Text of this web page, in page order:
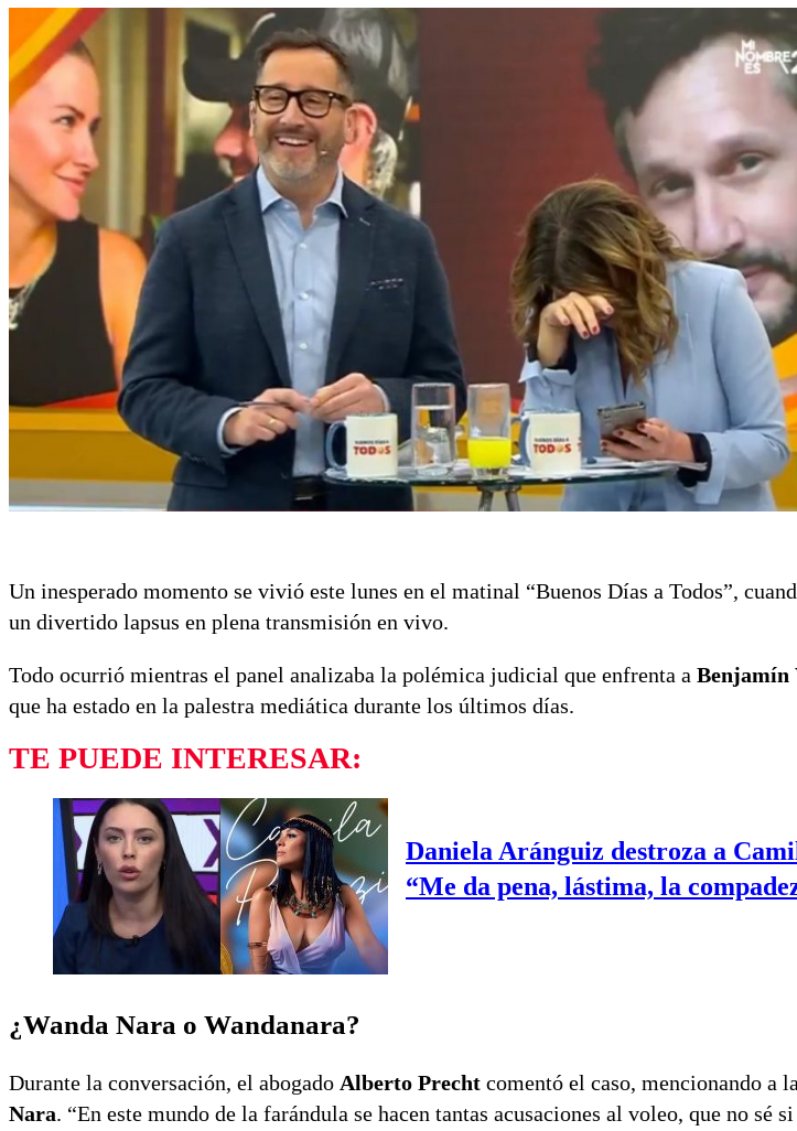
Un inesperado momento se vivió este lunes en el matinal “Buenos Días a Todos”,
un divertido lapsus en plena transmisión en vivo.
Todo ocurrió mientras el panel analizaba la polémica judicial que enfrenta a Benjamín
que ha estado en la palestra mediática durante los últimos días.
TE PUEDE INTERESAR:
Daniela Aránguiz destroza a
“Me da pena, lástima, la
¿Wanda Nara o Wandanara?
Durante la conversación, el abogado Alberto Precht comentó el caso, mencionando a
Nara. “En este mundo de la farándula se hacen tantas acusaciones al voleo, que no sé